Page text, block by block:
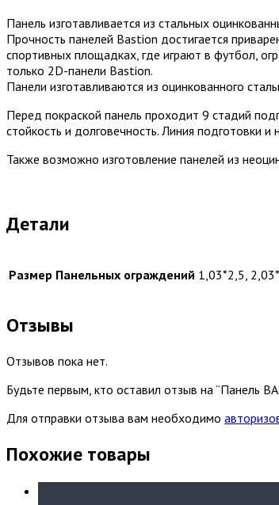
Панель изготавливается из стальных
Прочность панелей Bastion достигается
спортивных площадках, где играют в футбол,
только 2D-панели Bastion.
Панели изготавливаются из оцинкованного
Перед покраской панель проходит 9 стадий
стойкость и долговечность. Линия подготовки
Также возможно изготовление панелей из
Детали
Размер Панельных ограждений 1,03*2,5,
Отзывы
Отзывов пока нет.
Будьте первым, кто оставил отзыв на “Панель
Для отправки отзыва вам необходимо
Похожие товары